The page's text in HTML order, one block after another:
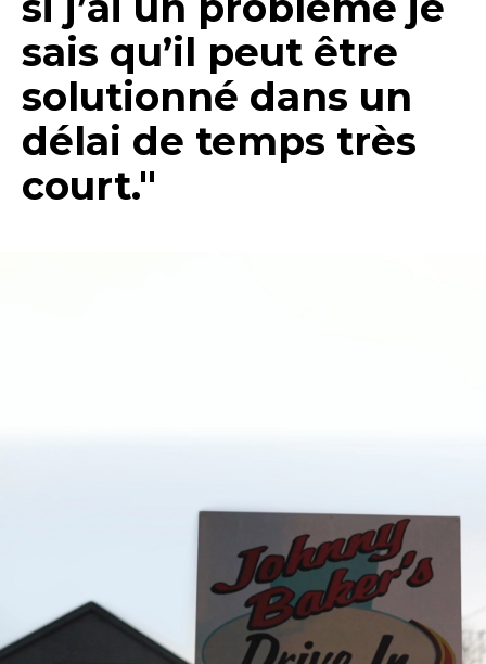
sais qu’il peut être
solutionné dans un
délai de temps très
court."